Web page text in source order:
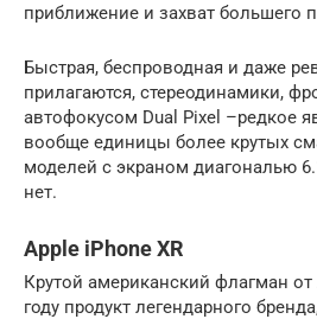
приближение и захват большего
Быстрая, беспроводная и даже
прилагаются, стереодинамики,
автофокусом Dual Pixel –редкое
вообще единицы более крутых
моделей с экраном диагональю
нет.
Apple iPhone XR
Крутой американский флагман
году продукт легендарного